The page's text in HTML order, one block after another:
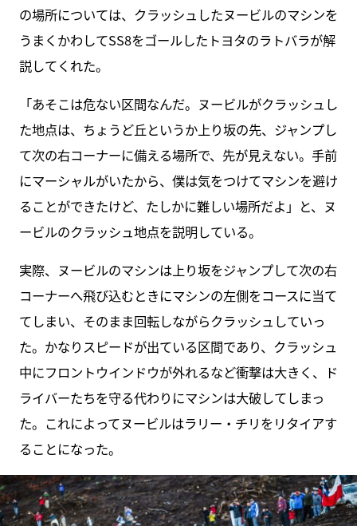
の場所については、クラッシュしたヌービルのマシンを
うまくかわしてSS8をゴールしたトヨタのラトバラが解
説してくれた。
「あそこは危ない区間なんだ。ヌービルがクラッシュし
た地点は、ちょうど丘というか上り坂の先、ジャンプし
て次の右コーナーに備える場所で、先が見えない。手前
にマーシャルがいたから、僕は気をつけてマシンを避け
ることができたけど、たしかに難しい場所だよ」と、ヌ
ービルのクラッシュ地点を説明している。
実際、ヌービルのマシンは上り坂をジャンプして次の右
コーナーへ飛び込むときにマシンの左側をコースに当て
てしまい、そのまま回転しながらクラッシュしていっ
た。かなりスピードが出ている区間であり、クラッシュ
中にフロントウインドウが外れるなど衝撃は大きく、ド
ライバーたちを守る代わりにマシンは大破してしまっ
た。これによってヌービルはラリー・チリをリタイアす
ることになった。